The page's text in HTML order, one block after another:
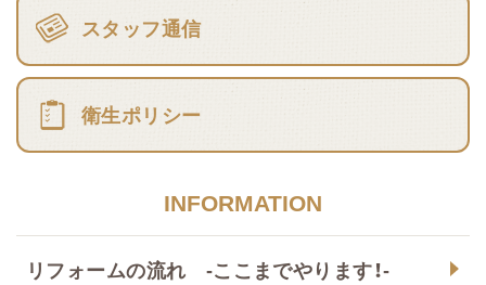
スタッフ通信
衛生ポリシー
INFORMATION
リフォームの流れ -ここまでやります！-